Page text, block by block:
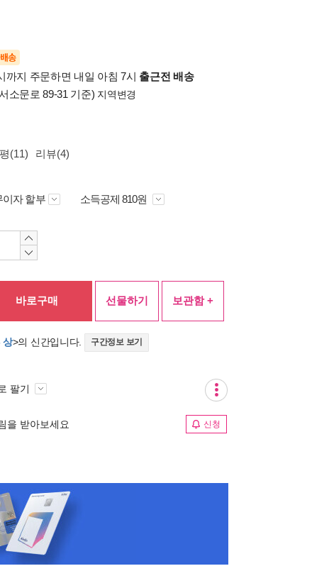
송
까지 주문하면 내일 아침 7시 출근전 배송
소문로 89-31 기준) 지역변경
(11) 리뷰(4)
이자 할부 소득공제 810원
바로구매 선물하기 보관함 +
상>의 신간입니다. 구간정보 보기
팔기
을 받아보세요 신청